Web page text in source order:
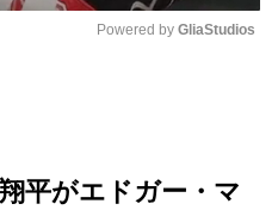
Powered by GliaStudios
平がエドガー・マ